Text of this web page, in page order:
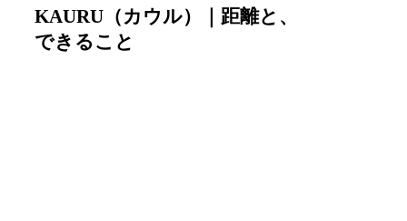
KAURU（カウル）｜距離と、
できること